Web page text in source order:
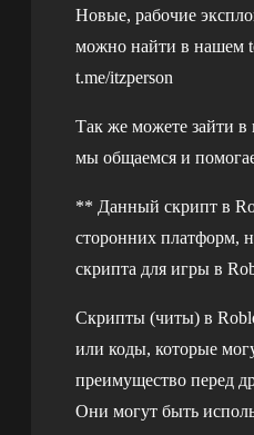
Новые, рабочие
можно найти в нашем
t.me/itzperson
Так же можете зайти в
мы общаемся и
** Данный скрипт в
сторонних платформ,
скрипта для игры в
Скрипты (читы) в
или коды, которые
преимущество перед
Они могут быть